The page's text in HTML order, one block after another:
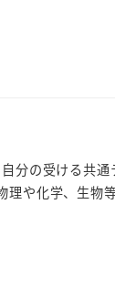
分の受ける共
理や化学、生